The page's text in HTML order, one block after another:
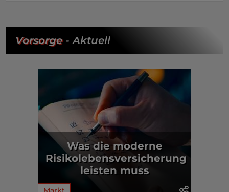
Vorsorge- Aktuell
Was die moderne
Risikolebensversicherung
leisten muss